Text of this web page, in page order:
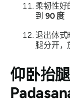
柔韧性好
到 90 度
退出体式
腿分开
仰卧抬